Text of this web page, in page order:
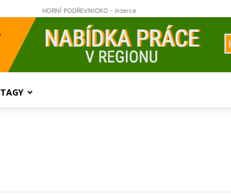
HORNÍ PODŘEVNICKO - inzerce
TAGY